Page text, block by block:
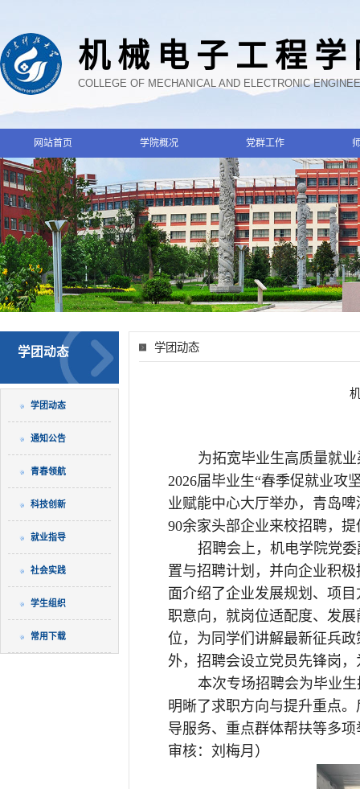
机械电子工程
COLLEGE OF MECHANICAL AND ELECTRONIC
网站首页 学院概况 党群工作
学团动态
学团动态
通知公告
青春领航
科技创新
就业指导
社会实践
学生组织
常用下载
学团动态
为拓宽毕业生高质量就
2026届毕业生“春季促就业攻
业赋能中心大厅举办，青岛
90余家头部企业来校招聘，
招聘会上，机电学院党
置与招聘计划，并向企业积
面介绍了企业发展规划、项
职意向，就岗位适配度、发
位，为同学们讲解最新征兵
外，招聘会设立党员先锋岗
本次专场招聘会为毕业
明晰了求职方向与提升重点
导服务、重点群体帮扶等多
审核：刘梅月）